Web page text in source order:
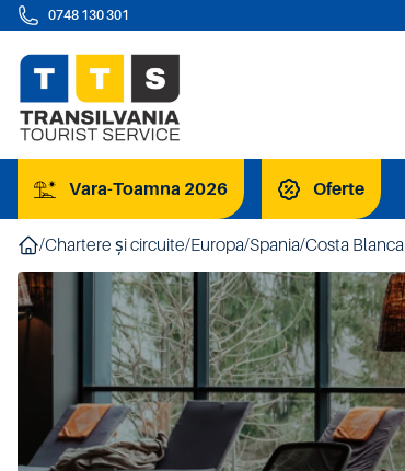
0748 130 301
Vara-Toamna 2026 Oferte
/Chartere și circuite/Europa/Spania/Costa Blanca